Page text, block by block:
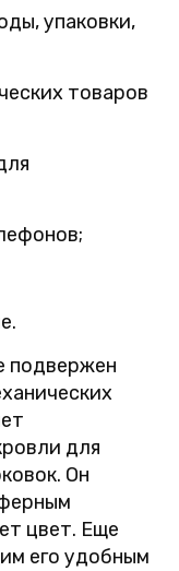
упаковки,
товаров
подвержен
для
Он
цвет. Еще
его удобным